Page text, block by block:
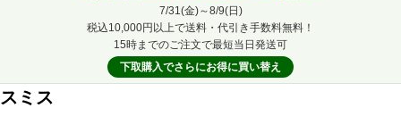
7/31(金)～8/9(日)
税込10,000円以上で送料・代引き手数料無料！
15時までのご注文で最短当日発送可
下取購入でさらにお得に買い替え
スミス